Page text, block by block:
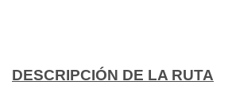
DESCRIPCIÓN DE LA RUTA